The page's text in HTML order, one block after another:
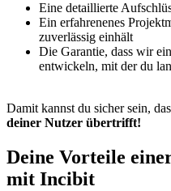
Eine detaillierte
Ein erfahrenenes
zuverlässig einhält
Die Garantie, dass wir
entwickeln, mit der du
Damit kannst du sicher sein,
deiner Nutzer übertrifft!
Deine Vorteile
mit Incibit